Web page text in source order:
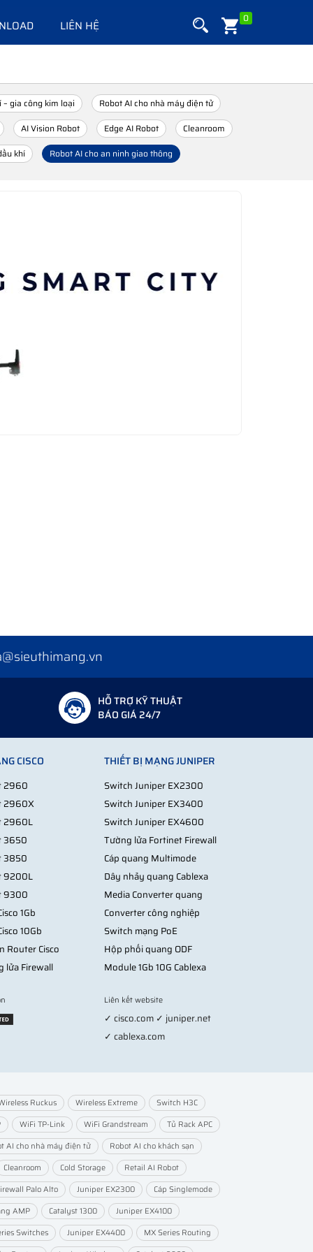
LIÊN HỆ 0
– gia công kim loại
Robot AI cho nhà máy điện tử
AI Vision Robot Edge AI Robot
Cleanroom
khí Robot AI cho an ninh giao thông
phía sau mọi thứ là cả một hệ thống “âm
HỖ TRỢ KỸ THUẬT
BÁO GIÁ 24/7
CISCO
2960
2960X
2960L
3650
3850
9200L
9300
1Gb
10Gb
Router Cisco
lửa Firewall
THIẾT BỊ MẠNG JUNIPER
Switch Juniper EX2300
Switch Juniper EX3400
Switch Juniper EX4600
Tường lửa Fortinet Firewall
Cáp quang Multimode
Dây nhảy quang Cablexa
Media Converter quang
Converter công nghiệp
Switch mạng PoE
Hộp phối quang ODF
Module 1Gb 10G Cablexa
Liên kết website
✓ cisco.com ✓ juniper.net
✓ cablexa.com
Ruckus Wireless Extreme
Switch H3C
WiFi TP-Link WiFi Grandstream
Tủ Rack APC
AI cho nhà máy điện tử
Robot AI cho khách sạn
Cleanroom Cold Storage
Retail AI Robot
Palo Alto Juniper EX2300
Cáp Singlemode
AMP Catalyst 1300
Juniper EX4100
Switches Juniper EX4400
MX Series Routing